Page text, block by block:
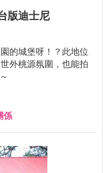
版迪士尼
的城堡呀！？此地位
外桃源氛圍，也能拍
係